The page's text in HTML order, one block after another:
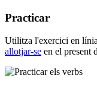
Practicar
Utilitza l'exercici en
allotjar-se en el present